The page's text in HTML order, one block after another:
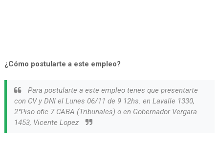
¿Cómo postularte a este empleo?
Para postularte a este empleo tenes que presentarte
con CV y DNI el Lunes 06/11 de 9 12hs. en Lavalle 1330,
2°Piso ofic.7 CABA (Tribunales) o en Gobernador Vergara
1453, Vicente Lopez